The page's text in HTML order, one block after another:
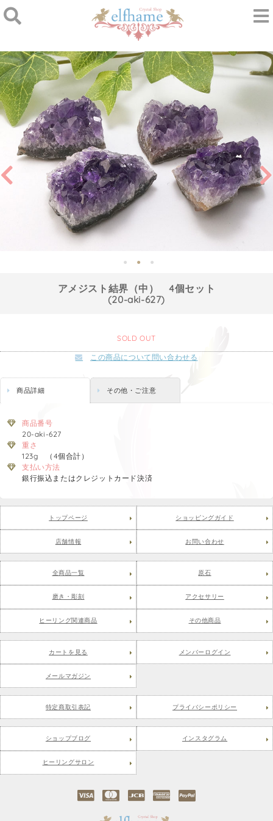
アメジスト結界（中） 4個セット
(20-aki-627)
SOLD OUT
この商品について問い合わせる
商品詳細 その他・ご注意
商品番号
20-aki-627
重さ
123g （4個合計）
支払い方法
銀行振込またはクレジットカード決済
トップページ ショッピングガイド
店舗情報 お問い合わせ
全商品一覧 原石
磨き・彫刻 アクセサリー
ヒーリング関連商品 その他商品
カートを見る メンバーログイン
メールマガジン
特定商取引表記 プライバシーポリシー
ショップブログ インスタグラム
ヒーリングサロン